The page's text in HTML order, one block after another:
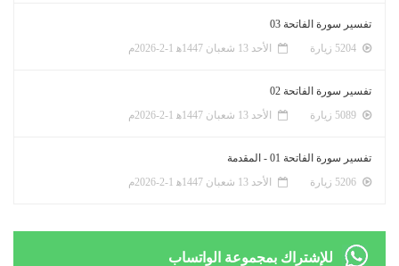
تفسير سورة الفاتحة 03
الأحد 13 شعبان 1447ﻫ 1-2-2026م
تفسير سورة الفاتحة 02
الأحد 13 شعبان 1447ﻫ 1-2-2026م
تفسير سورة الفاتحة 01 - المقدمة
الأحد 13 شعبان 1447ﻫ 1-2-2026م
للإشتراك بمجموعة الواتساب